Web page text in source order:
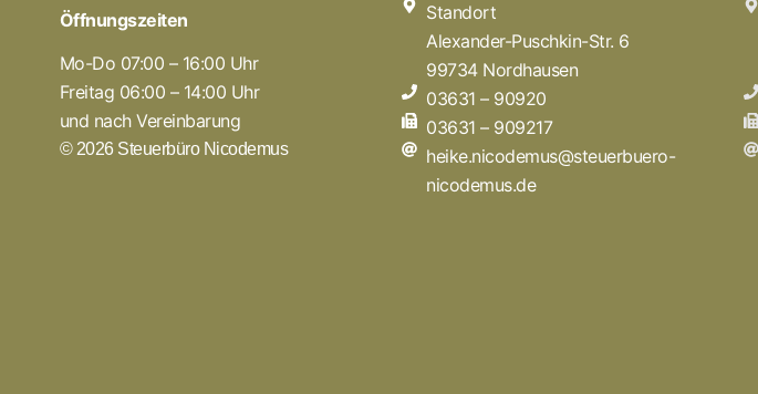
Öffnungszeiten
Mo-Do 07:00 – 16:00 Uhr
Freitag 06:00 – 14:00 Uhr
und nach Vereinbarung
© 2026 Steuerbüro Nicodemus
Standort
Alexander-Puschkin-Str. 6
99734 Nordhausen
03631 – 90920
03631 – 909217
heike.nicodemus@steuerbuero-
nicodemus.de